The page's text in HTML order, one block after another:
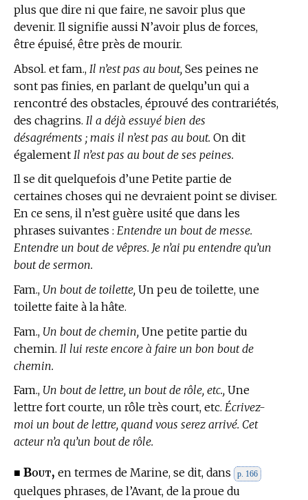
plus que dire ni que faire, ne savoir plus que
devenir. Il signifie aussi N’avoir plus de forces,
être épuisé, être près de mourir.
Absol. et fam., Il n’est pas au bout, Ses peines ne
sont pas finies, en parlant de quelqu’un qui a
rencontré des obstacles, éprouvé des contrariétés,
des chagrins. Il a déjà essuyé bien des
désagréments ; mais il n’est pas au bout. On dit
également Il n’est pas au bout de ses peines.
Il se dit quelquefois d’une Petite partie de
certaines choses qui ne devraient point se diviser.
En ce sens, il n’est guère usité que dans les
phrases suivantes : Entendre un bout de messe.
Entendre un bout de vêpres. Je n’ai pu entendre qu’un
bout de sermon.
Fam., Un bout de toilette, Un peu de toilette, une
toilette faite à la hâte.
Fam., Un bout de chemin, Une petite partie du
chemin. Il lui reste encore à faire un bon bout de
chemin.
Fam., Un bout de lettre, un bout de rôle, etc., Une
lettre fort courte, un rôle très court, etc. Écrivez-
moi un bout de lettre, quand vous serez arrivé. Cet
acteur n’a qu’un bout de rôle.
■ Bout, en termes de Marine, se dit, dans p. 166
quelques phrases, de l’Avant, de la proue du